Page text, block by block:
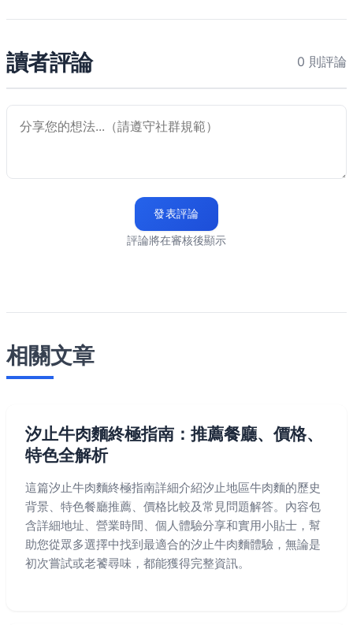
讀者評論 0 則評論
發表評論
評論將在審核後顯示
相關文章
汐止牛肉麵終極指南：推薦餐廳、價格、
特色全解析
這篇汐止牛肉麵終極指南詳細介紹汐止地區牛肉麵的歷史
背景、特色餐廳推薦、價格比較及常見問題解答。內容包
含詳細地址、營業時間、個人體驗分享和實用小貼士，幫
助您從眾多選擇中找到最適合的汐止牛肉麵體驗，無論是
初次嘗試或老饕尋味，都能獲得完整資訊。